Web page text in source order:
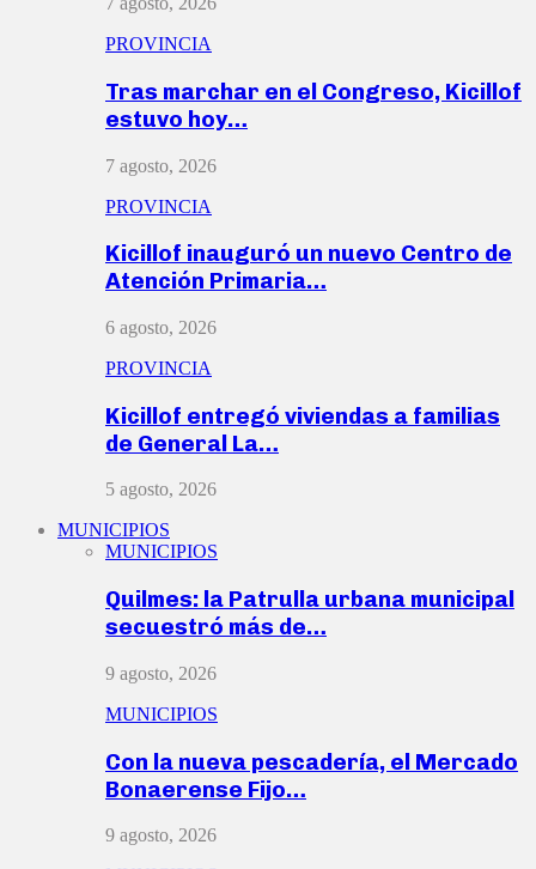
PROVINCIA
Tras marchar en el Congreso, Kicillof
estuvo hoy…
7 agosto, 2026
PROVINCIA
Kicillof inauguró un nuevo Centro de
Atención Primaria…
6 agosto, 2026
PROVINCIA
Kicillof entregó viviendas a familias
de General La…
5 agosto, 2026
MUNICIPIOS
MUNICIPIOS
Quilmes: la Patrulla urbana municipal
secuestró más de…
9 agosto, 2026
MUNICIPIOS
Con la nueva pescadería, el Mercado
Bonaerense Fijo…
9 agosto, 2026